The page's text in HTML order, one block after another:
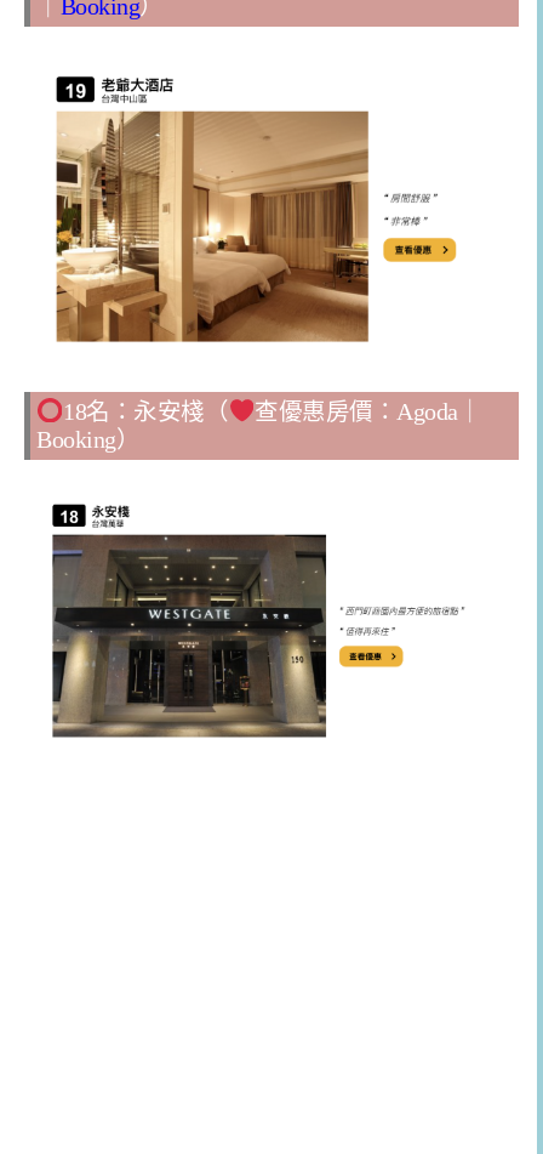
Booking）
18名：永安棧（ 查優惠房價： Agoda
Booking）